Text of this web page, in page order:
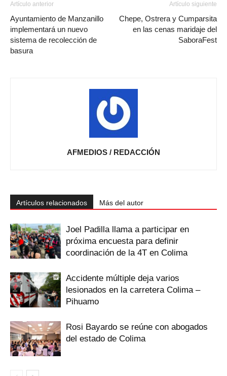
Artículo anterior
Ayuntamiento de Manzanillo
implementará un nuevo
sistema de recolección de
basura
Artículo siguiente
Chepe, Ostrera y Cumparsita
en las cenas maridaje del
SaboraFest
AFMEDIOS / REDACCIÓN
Artículos relacionados Más del autor
Joel Padilla llama a participar en
próxima encuesta para definir
coordinación de la 4T en Colima
Accidente múltiple deja varios
lesionados en la carretera Colima –
Pihuamo
Rosi Bayardo se reúne con abogados
del estado de Colima